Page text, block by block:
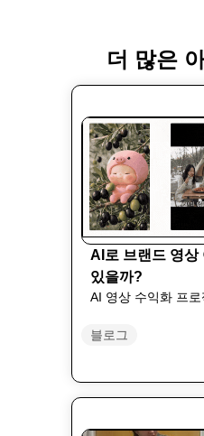
더 많은
AI로 브랜드 영상
있을까?
AI 영상 수익화 프
블로그